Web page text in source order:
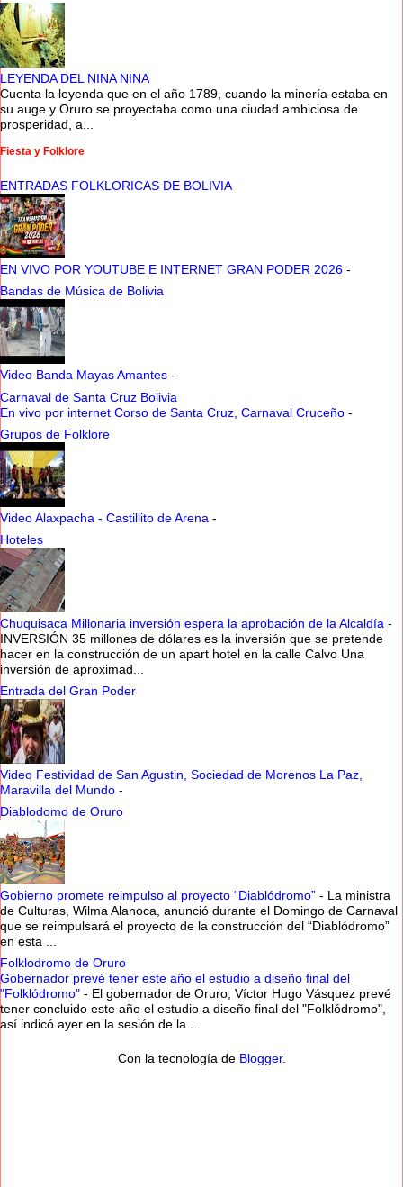
LEYENDA DEL NINA NINA
Cuenta la leyenda que en el año 1789, cuando la minería estaba en
su auge y Oruro se proyectaba como una ciudad ambiciosa de
prosperidad, a...
Fiesta y Folklore
ENTRADAS FOLKLORICAS DE BOLIVIA
EN VIVO POR YOUTUBE E INTERNET GRAN PODER 2026 -
Bandas de Música de Bolivia
Video Banda Mayas Amantes -
Carnaval de Santa Cruz Bolivia
En vivo por internet Corso de Santa Cruz, Carnaval Cruceño -
Grupos de Folklore
Video Alaxpacha - Castillito de Arena -
Hoteles
Chuquisaca Millonaria inversión espera la aprobación de la Alcaldía -
INVERSIÓN 35 millones de dólares es la inversión que se pretende
hacer en la construcción de un apart hotel en la calle Calvo Una
inversión de aproximad...
Entrada del Gran Poder
Video Festividad de San Agustin, Sociedad de Morenos La Paz,
Maravilla del Mundo -
Diablodomo de Oruro
Gobierno promete reimpulso al proyecto “Diablódromo” - La ministra
de Culturas, Wilma Alanoca, anunció durante el Domingo de Carnaval
que se reimpulsará el proyecto de la construcción del “Diablódromo”
en esta ...
Folklodromo de Oruro
Gobernador prevé tener este año el estudio a diseño final del
"Folklódromo" - El gobernador de Oruro, Víctor Hugo Vásquez prevé
tener concluido este año el estudio a diseño final del "Folklódromo",
así indicó ayer en la sesión de la ...
Con la tecnología de Blogger.